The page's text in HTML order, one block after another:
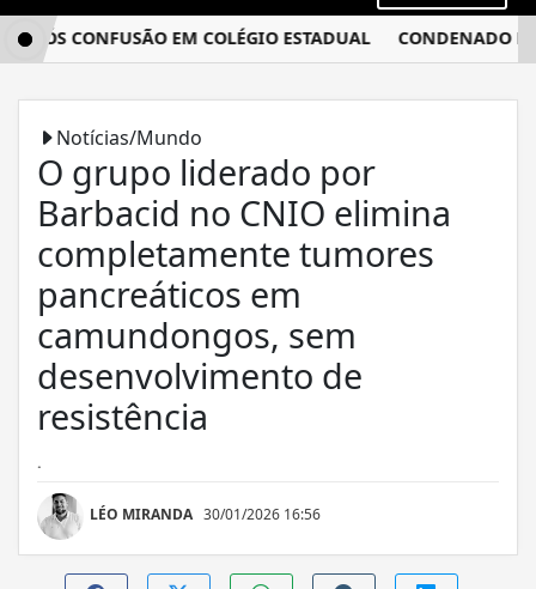
CONFUSÃO EM COLÉGIO ESTADUAL CONDENADO POR
Notícias/Mundo
O grupo liderado por
Barbacid no CNIO elimina
completamente tumores
pancreáticos em
camundongos, sem
desenvolvimento de
resistência
LÉO MIRANDA 30/01/2026 16:56